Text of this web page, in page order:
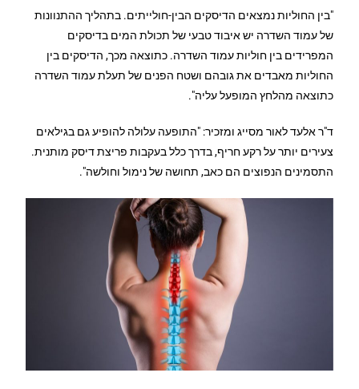
"בין החוליות נמצאים הדיסקים הבין-חולייתים. בתהליך ההתנוונות
של עמוד השדרה יש איבוד טבעי של תכולת המים בדיסקים
המפרידים בין חוליות עמוד השדרה. כתוצאה מכך, הדיסקים בין
החוליות מאבדים את גובהם ושטח הפנים של תעלת עמוד השדרה
כתוצאה מהלחץ המופעל עליה".
ד"ר אלעד לאור מסייג ומזכיר: "התופעה עלולה להופיע גם בגילאים
צעירים יותר על רקע חריף, בדרך כלל בעקבות פריצת דיסק מותנית.
התסמינים הנפוצים הם כאב, תחושה של נימול וחולשה".